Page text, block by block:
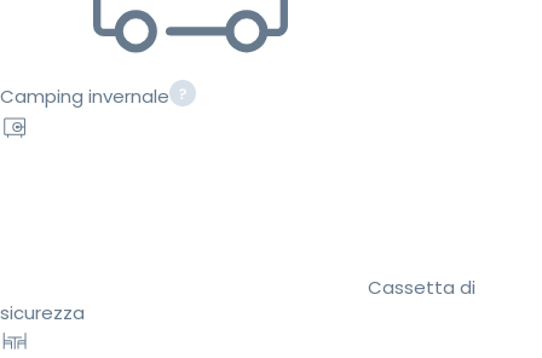
Camping invernale
Cassetta di
sicurezza